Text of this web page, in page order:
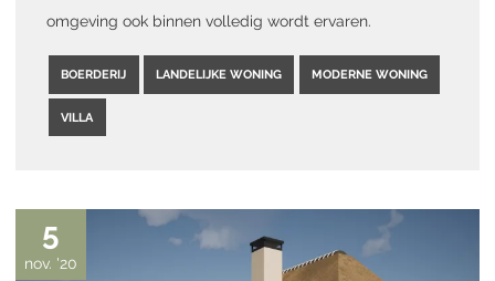
omgeving ook binnen volledig wordt ervaren.
BOERDERIJ LANDELIJKE WONING MODERNE WONING
VILLA
5
nov. '20